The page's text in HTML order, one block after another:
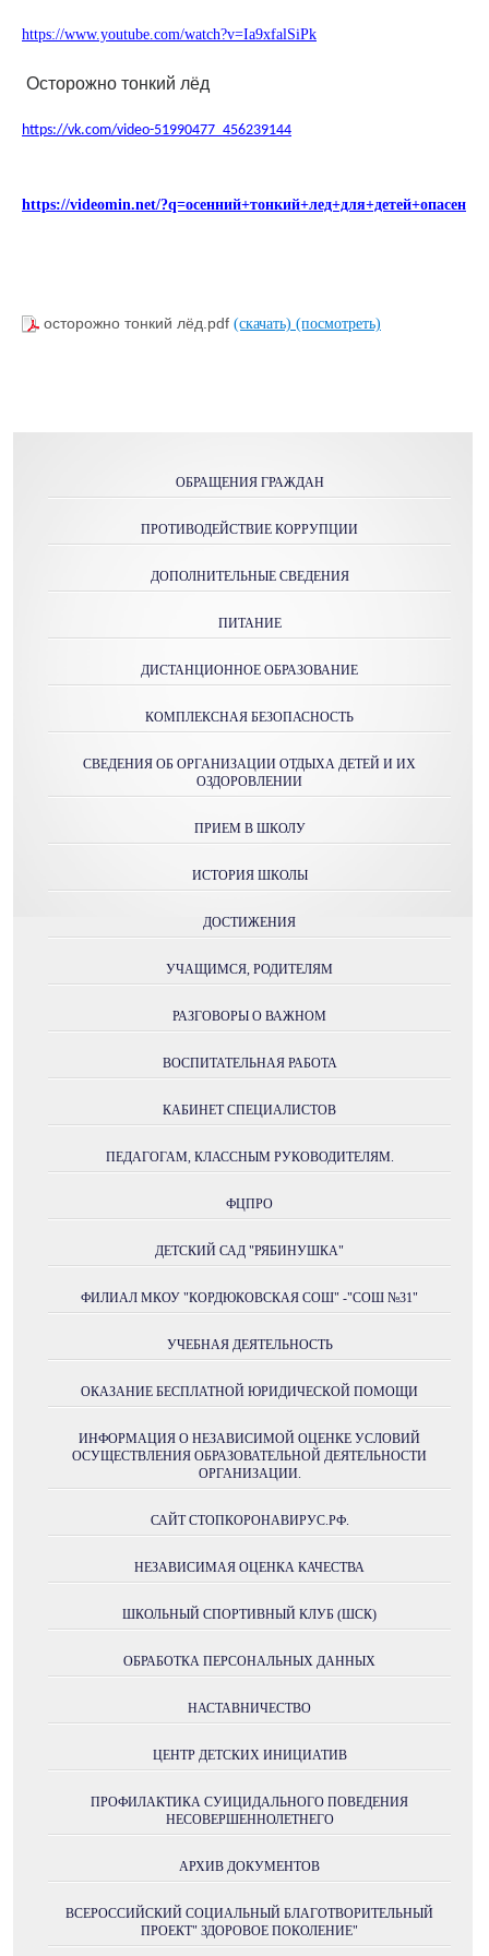
https://www.youtube.com/watch?v=Ia9xfalSiPk
Осторожно тонкий лёд
https://vk.com/video-51990477_456239144
https://videomin.net/?q=осенний+тонкий+лед+для+детей+опасен
осторожно тонкий лёд.pdf (скачать) (посмотреть)
ОБРАЩЕНИЯ ГРАЖДАН
ПРОТИВОДЕЙСТВИЕ КОРРУПЦИИ
ДОПОЛНИТЕЛЬНЫЕ СВЕДЕНИЯ
ПИТАНИЕ
ДИСТАНЦИОННОЕ ОБРАЗОВАНИЕ
КОМПЛЕКСНАЯ БЕЗОПАСНОСТЬ
СВЕДЕНИЯ ОБ ОРГАНИЗАЦИИ ОТДЫХА ДЕТЕЙ И ИХ
ОЗДОРОВЛЕНИИ
ПРИЕМ В ШКОЛУ
ИСТОРИЯ ШКОЛЫ
ДОСТИЖЕНИЯ
УЧАЩИМСЯ, РОДИТЕЛЯМ
РАЗГОВОРЫ О ВАЖНОМ
ВОСПИТАТЕЛЬНАЯ РАБОТА
КАБИНЕТ СПЕЦИАЛИСТОВ
ПЕДАГОГАМ, КЛАССНЫМ РУКОВОДИТЕЛЯМ.
ФЦПРО
ДЕТСКИЙ САД "РЯБИНУШКА"
ФИЛИАЛ МКОУ "КОРДЮКОВСКАЯ СОШ" -"СОШ №31"
УЧЕБНАЯ ДЕЯТЕЛЬНОСТЬ
ОКАЗАНИЕ БЕСПЛАТНОЙ ЮРИДИЧЕСКОЙ ПОМОЩИ
ИНФОРМАЦИЯ О НЕЗАВИСИМОЙ ОЦЕНКЕ УСЛОВИЙ
ОСУЩЕСТВЛЕНИЯ ОБРАЗОВАТЕЛЬНОЙ ДЕЯТЕЛЬНОСТИ
ОРГАНИЗАЦИИ.
САЙТ СТОПКОРОНАВИРУС.РФ.
НЕЗАВИСИМАЯ ОЦЕНКА КАЧЕСТВА
ШКОЛЬНЫЙ СПОРТИВНЫЙ КЛУБ (ШСК)
ОБРАБОТКА ПЕРСОНАЛЬНЫХ ДАННЫХ
НАСТАВНИЧЕСТВО
ЦЕНТР ДЕТСКИХ ИНИЦИАТИВ
ПРОФИЛАКТИКА СУИЦИДАЛЬНОГО ПОВЕДЕНИЯ
НЕСОВЕРШЕННОЛЕТНЕГО
АРХИВ ДОКУМЕНТОВ
ВСЕРОССИЙСКИЙ СОЦИАЛЬНЫЙ БЛАГОТВОРИТЕЛЬНЫЙ
ПРОЕКТ" ЗДОРОВОЕ ПОКОЛЕНИЕ"